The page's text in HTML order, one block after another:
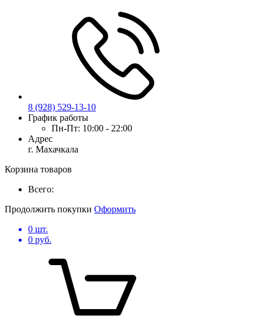
8 (928) 529-13-10
График работы
Пн-Пт: 10:00 - 22:00
Адрес
г. Махачкала
Корзина товаров
Всего:
Продолжить покупки Оформить
0 шт.
0 руб.